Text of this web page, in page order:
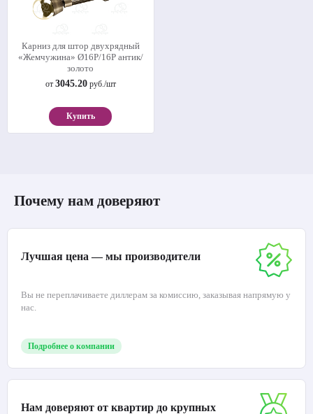
Карниз для штор двухрядный
«Жемчужина» Ø16Р/16Р антик/
золото
от 3045.20руб./шт
Купить
Почему нам доверяют
Лучшая цена — мы производители
Вы не переплачиваете диллерам за комиссию, заказывая напрямую у
нас.
Подробнее о компании
Нам доверяют от квартир до крупных